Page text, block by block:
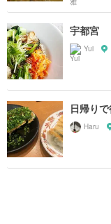
宇都宮
Yui
日帰り
Haru